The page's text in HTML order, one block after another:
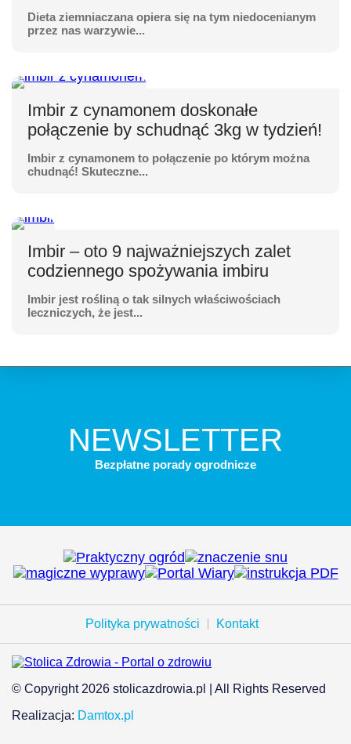
Dieta ziemniaczana opiera się na tym niedocenianym
przez nas warzywie...
Imbir z cynamonem doskonałe
połączenie by schudnąć 3kg w tydzień!
Imbir z cynamonem to połączenie po którym można
chudnąć! Skuteczne...
Imbir – oto 9 najważniejszych zalet
codziennego spożywania imbiru
Imbir jest rośliną o tak silnych właściwościach
leczniczych, że jest...
NEWSLETTER
Bezpłatne porady ogrodnicze
Polityka prywatności Kontakt
© Copyright 2026 stolicazdrowia.pl | All Rights Reserved
Realizacja: Damtox.pl